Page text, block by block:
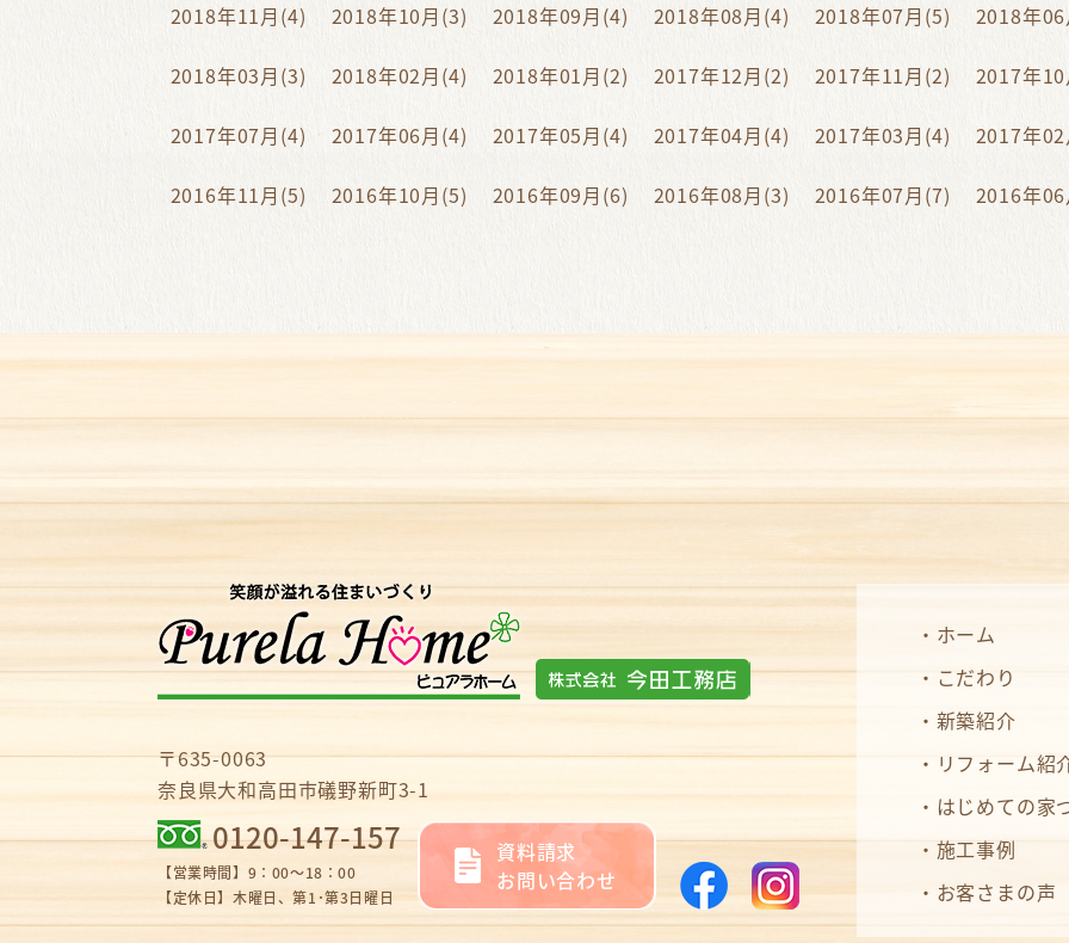
2018年11月(4) 2018年10月(3) 2018年09月(4) 2018年08月(4) 2018年07月(5) 2018年
2018年03月(3) 2018年02月(4) 2018年01月(2) 2017年12月(2) 2017年11月(2) 2017年
2017年07月(4) 2017年06月(4) 2017年05月(4) 2017年04月(4) 2017年03月(4) 2017年
2016年11月(5) 2016年10月(5) 2016年09月(6) 2016年08月(3) 2016年07月(7) 2016年
〒635-0063
奈良県大和高田市礒野新町3-1
0120-147-157
【営業時間】9：00～18：00
【定休日】木曜日、第1･第3日曜日
資料請求
お問い合わせ
ホーム
こだわり
新築紹介
リフォーム紹
はじめての家
施工事例
お客さまの声